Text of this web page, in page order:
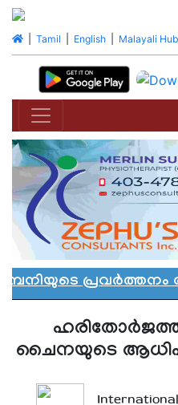
| Tamil English| Malayali Hub
പ്രവർത്തനം
ചൈനയുടെ